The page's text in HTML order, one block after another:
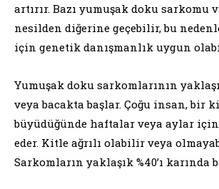
artırır. Bazı yumuşak doku sarkomu
nesilden diğerine geçebilir, bu
için genetik danışmanlık uygun
Yumuşak doku sarkomlarının
veya bacakta başlar. Çoğu insan, bir
büyüdüğünde haftalar veya aylar
eder. Kitle ağrılı olabilir veya
Sarkomların yaklaşık %40’ı karında